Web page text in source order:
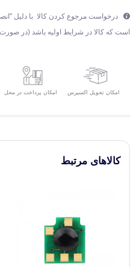
درخواست مرجوع کردن کالا با دلیل
است که کالا در شرایط اولیه باشد (در صورت
امکان تحویل اکسپرس امکان پرداخت در محل
کالاهای مرتبط